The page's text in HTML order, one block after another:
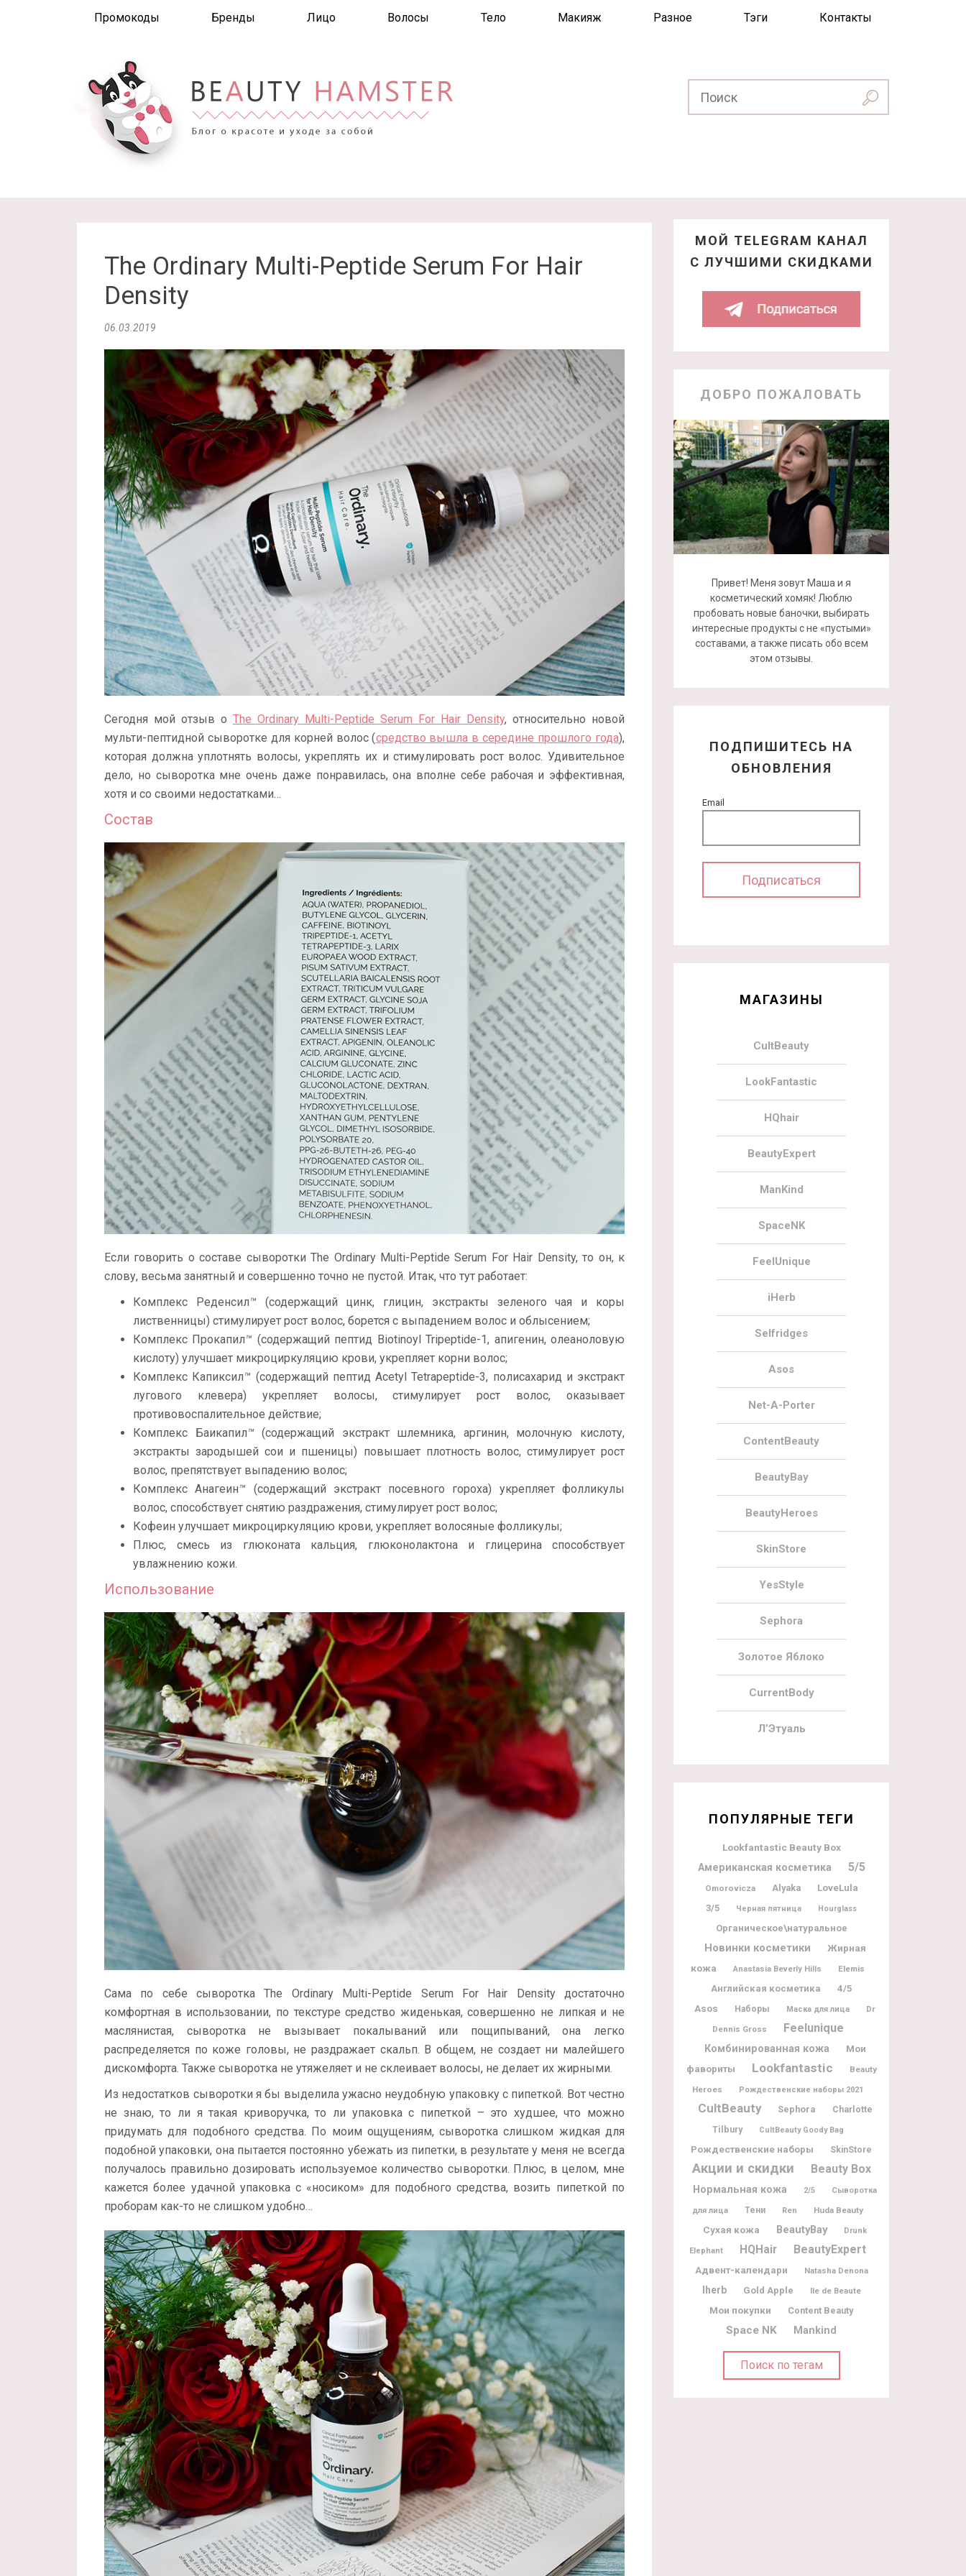
Промокоды Бренды Лицо Волосы Тело Макияж Разное Тэги Контакты
The Ordinary Multi-Peptide Serum For Hair
Density
06.03.2019
Сегодня мой отзыв о The Ordinary Multi-Peptide Serum For Hair Density, относительно новой
мульти-пептидной сыворотке для корней волос (средство вышла в середине прошлого года),
которая должна уплотнять волосы, укреплять их и стимулировать рост волос. Удивительное
дело, но сыворотка мне очень даже понравилась, она вполне себе рабочая и эффективная,
хотя и со своими недостатками…
Состав
Если говорить о составе сыворотки The Ordinary Multi-Peptide Serum For Hair Density, то он, к
слову, весьма занятный и совершенно точно не пустой. Итак, что тут работает:
Комплекс Реденсил™ (содержащий цинк, глицин, экстракты зеленого чая и коры
лиственницы) стимулирует рост волос, борется с выпадением волос и облысением;
Комплекс Прокапил™ (содержащий пептид Biotinoyl Tripeptide-1, апигенин, олеаноловую
кислоту) улучшает микроциркуляцию крови, укрепляет корни волос;
Комплекс Капиксил™ (содержащий пептид Acetyl Tetrapeptide-3, полисахарид и экстракт
лугового клевера) укрепляет волосы, стимулирует рост волос, оказывает
противовоспалительное действие;
Комплекс Баикапил™(содержащий экстракт шлемника, аргинин, молочную кислоту,
экстракты зародышей сои и пшеницы) повышает плотность волос, стимулирует рост
волос, препятствует выпадению волос;
Комплекс Анагеин™ (содержащий экстракт посевного гороха) укрепляет фолликулы
волос, способствует снятию раздражения, стимулирует рост волос;
Кофеин улучшает микроциркуляцию крови, укрепляет волосяные фолликулы;
Плюс, смесь из глюконата кальция, глюконолактона и глицерина способствует
увлажнению кожи.
Использование
Сама по себе сыворотка The Ordinary Multi-Peptide Serum For Hair Density достаточно
комфортная в использовании, по текстуре средство жиденькая, совершенно не липкая и не
маслянистая, сыворотка не вызывает покалываний или пощипываний, она легко
распределяется по коже головы, не раздражает скальп. В общем, не создает ни малейшего
дискомфорта. Также сыворотка не утяжеляет и не склеивает волосы, не делает их жирными.
Из недостатков сыворотки я бы выделила ужасно неудобную упаковку с пипеткой. Вот честно
не знаю, то ли я такая криворучка, то ли упаковка с пипеткой – это худшее, что можно
придумать для подобного средства. По моим ощущениям, сыворотка слишком жидкая для
подобной упаковки, она пытается постоянно убежать из пипетки, в результате у меня не всегда
получалось правильно дозировать используемое количество сыворотки. Плюс, в целом, мне
кажется более удачной упаковка с «носиком» для подобного средства, возить пипеткой по
проборам как-то не слишком удобно…
МОЙ TELEGRAM КАНАЛ
С ЛУЧШИМИ СКИДКАМИ
ДОБРО ПОЖАЛОВАТЬ
Привет! Меня зовут Маша и я
косметический хомяк! Люблю
пробовать новые баночки, выбирать
интересные продукты с не «пустыми»
составами, а также писать обо всем
этом отзывы.
ПОДПИШИТЕСЬ НА
ОБНОВЛЕНИЯ
Email
МАГАЗИНЫ
CultBeauty
LookFantastic
HQhair
BeautyExpert
ManKind
SpaceNK
FeelUnique
iHerb
Selfridges
Asos
Net-A-Porter
ContentBeauty
BeautyBay
BeautyHeroes
SkinStore
YesStyle
Sephora
Золотое Яблоко
CurrentBody
Л’Этуаль
ПОПУЛЯРНЫЕ ТЕГИ
Lookfantastic Beauty Box
Американская косметика
5/5
Omorovicza Alyaka
LoveLula
3/5
Черная пятница Hourglass
Органическое\натуральное
Новинки косметики
Жирная
кожа
Anastasia Beverly Hills Elemis
Английская косметика
4/5
Asos
Наборы Маска для лица
Dr
Dennis Gross
Feelunique
Комбинированная кожа
Мои
фавориты
Lookfantastic
Beauty
Heroes
Рождественские наборы 2021
CultBeauty Sephora
Charlotte
Tilbury
CultBeauty Goody Bag
Рождественские наборы SkinStore
Акции и скидки Beauty Box
Нормальная кожа 2/5 Сыворотка
для лица Тени Ren Huda Beauty
Сухая кожа BeautyBay Drunk
Elephant HQHair BeautyExpert
Адвент-календари Natasha Denona
Iherb Gold Apple Ile de Beaute
Мои покупки Content Beauty
Space NK Mankind
Поиск по тегам